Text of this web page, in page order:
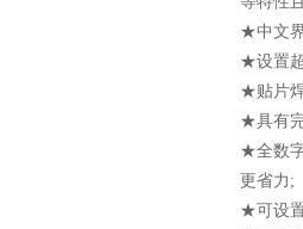
★中文
★设置
★贴片
★具有
★全数
更省力;
★可设